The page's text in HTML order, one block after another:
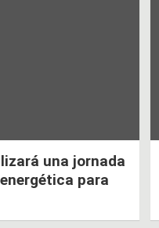
una jornada
para